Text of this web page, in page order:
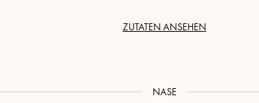
ZUTATEN ANSEHEN
NASE